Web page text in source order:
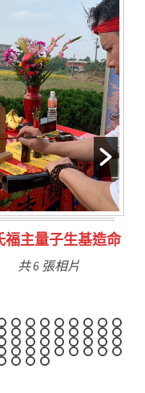
台南永康風水鑑
共 9 張相片